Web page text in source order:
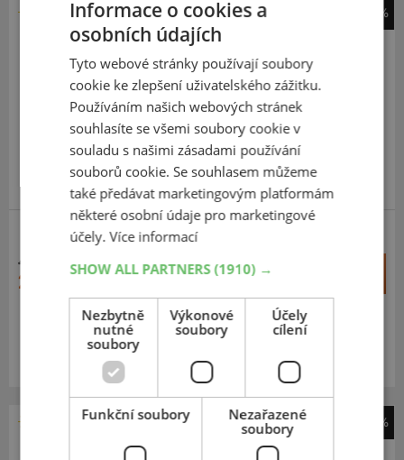
-44%
Hankook
RA08 Radial
165 75 R14 97R C
4 106 Kč
2 296 Kč
SKLADEM Expedujeme do 5 dnů
Na prodejně v Opavě do 5 dnů.
Centrální sklad 20 ks.
-41%
Informace o cookies a
osobních údajích
Tyto webové stránky používají soubory
cookie ke zlepšení uživatelského zážitku.
Používáním našich webových stránek
souhlasíte se všemi soubory cookie v
souladu s našimi zásadami používání
souborů cookie. Se souhlasem můžeme
také předávat marketingovým platformám
některé osobní údaje pro marketingové
účely.Více informací
SHOW ALL PARTNERS(1910) →
Nezbytně
nutné
soubory
Výkonové
soubory
Účely
cílení
Funkční soubory
Nezařazené
soubory